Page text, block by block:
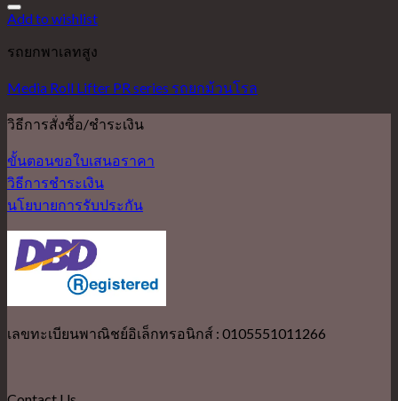
Add to wishlist
รถยกพาเลทสูง
Media Roll Lifter PR series รถยกม้วนโรล
วิธีการสั่งซื้อ/ชำระเงิน
ขั้นตอนขอใบเสนอราคา
วิธีการชำระเงิน
นโยบายการรับประกัน
เลขทะเบียนพาณิชย์อิเล็กทรอนิกส์ : 0105551011266